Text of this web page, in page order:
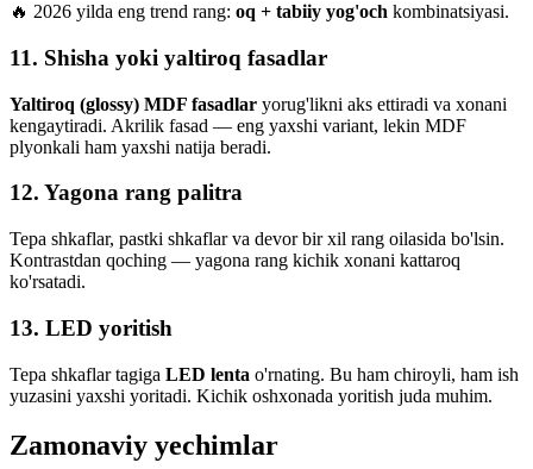
🔥 2026 yilda eng trend rang: oq + tabiiy yog'och kombinatsiyasi.
11. Shisha yoki yaltiroq fasadlar
Yaltiroq (glossy) MDF fasadlar yorug'likni aks ettiradi va xonani
kengaytiradi. Akrilik fasad — eng yaxshi variant, lekin MDF
plyonkali ham yaxshi natija beradi.
12. Yagona rang palitra
Tepa shkaflar, pastki shkaflar va devor bir xil rang oilasida bo'lsin.
Kontrastdan qoching — yagona rang kichik xonani kattaroq
ko'rsatadi.
13. LED yoritish
Tepa shkaflar tagiga LED lenta o'rnating. Bu ham chiroyli, ham ish
yuzasini yaxshi yoritadi. Kichik oshxonada yoritish juda muhim.
Zamonaviy yechimlar